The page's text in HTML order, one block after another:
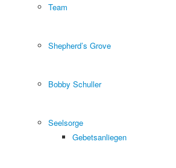
Team
Shepherd’s Grove
Bobby Schuller
Seelsorge
Gebetsanliegen